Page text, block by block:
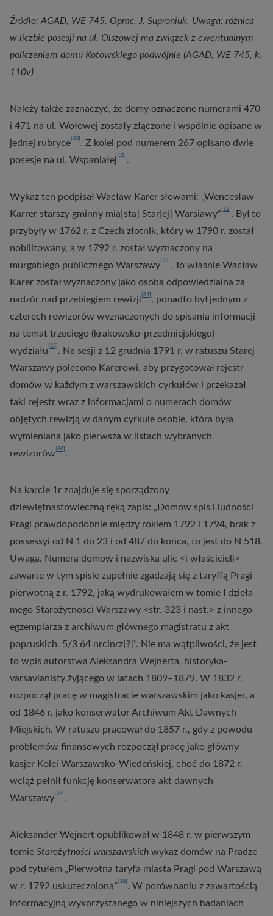
Źródło: AGAD, WE 745. Oprac. J. Suproniuk. Uwaga: różnica
w liczbie posesji na ul. Olszowej ma związek z ewentualnym
policzeniem domu Kotowskiego podwójnie (AGAD, WE 745, k.
110v)
Należy także zaznaczyć, że domy oznaczone numerami 470
i 471 na ul. Wołowej zostały złączone i wspólnie opisane w
jednej rubryce[30] . Z kolei pod numerem 267 opisano dwie
posesje na ul. Wspaniałej [31] .
Wykaz ten podpisał Wacław Karer słowami: „Wencesław
Karrer starszy gminny mia[sta] Star[ej] Warsiawy” [32] . Był to
przybyły w 1762 r. z Czech złotnik, który w 1790 r. został
nobilitowany, a w 1792 r. został wyznaczony na
murgabiego publicznego Warszawy[33] . To właśnie Wacław
Karer został wyznaczony jako osoba odpowiedzialna za
nadzór nad przebiegiem rewizji [34] , ponadto był jednym z
czterech rewizorów wyznaczonych do spisania informacji
na temat trzeciego (krakowsko-przedmiejskiego)
wydziału [35] . Na sesji z 12 grudnia 1791 r. w ratuszu Starej
Warszawy polecono Karerowi, aby przygotował rejestr
domów w każdym z warszawskich cyrkułów i przekazał
taki rejestr wraz z informacjami o numerach domów
objętych rewizją w danym cyrkule osobie, która była
wymieniana jako pierwsza w listach wybranych
rewizorów [36] .
Na karcie 1r znajduje się sporządzony
dziewiętnastowieczną ręką zapis: „Domow spis i ludności
Pragi prawdopodobnie między rokiem 1792 i 1794, brak z
possessyi od N 1 do 23 i od 487 do końca, to jest do N 518.
Uwaga. Numera domow i nazwiska ulic <i właścicieli>
zawarte w tym spisie zupełnie zgadzają się z taryffą Pragi
pierwotną z r. 1792, jaką wydrukowałem w tomie I dzieła
mego Starożytności Warszawy <str. 323 i nast.> z innego
egzemplarza z archiwum głównego magistratu z akt
popruskich. 5/3 64 nrcinrz[?]”. Nie ma wątpliwości, że jest
to wpis autorstwa Aleksandra Wejnerta, historyka-
varsavianisty żyjącego w latach 1809–1879. W 1832 r.
rozpoczął pracę w magistracie warszawskim jako kasjer, a
od 1846 r. jako konserwator Archiwum Akt Dawnych
Miejskich. W ratuszu pracował do 1857 r., gdy z powodu
problemów finansowych rozpoczął pracę jako główny
kasjer Kolei Warszawsko-Wiedeńskiej, choć do 1872 r.
wciąż pełnił funkcję konserwatora akt dawnych
Warszawy[37] .
Aleksander Wejnert opublikował w 1848 r. w pierwszym
tomie Starożytności warszawskich wykaz domów na Pradze
pod tytułem „Pierwotna taryfa miasta Pragi pod Warszawą
w r. 1792 uskuteczniona” [38] . W porównaniu z zawartością
informacyjną wykorzystanego w niniejszych badaniach